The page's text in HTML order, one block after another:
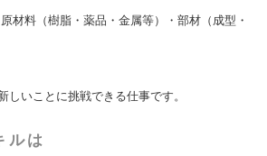
材料（樹脂・薬品・金属等）・部材（成型・
しいことに挑戦できる仕事です。
ルは